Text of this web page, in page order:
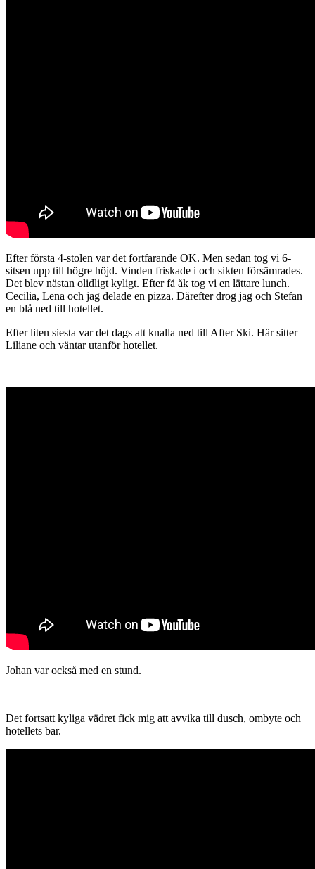
Efter första 4-stolen var det fortfarande OK. Men sedan tog vi 6-
sitsen upp till högre höjd. Vinden friskade i och sikten försämrades.
Det blev nästan olidligt kyligt. Efter få åk tog vi en lättare lunch.
Cecilia, Lena och jag delade en pizza. Därefter drog jag och Stefan
en blå ned till hotellet.
Efter liten siesta var det dags att knalla ned till After Ski. Här sitter
Liliane och väntar utanför hotellet.
Johan var också med en stund.
Det fortsatt kyliga vädret fick mig att avvika till dusch, ombyte och
hotellets bar.